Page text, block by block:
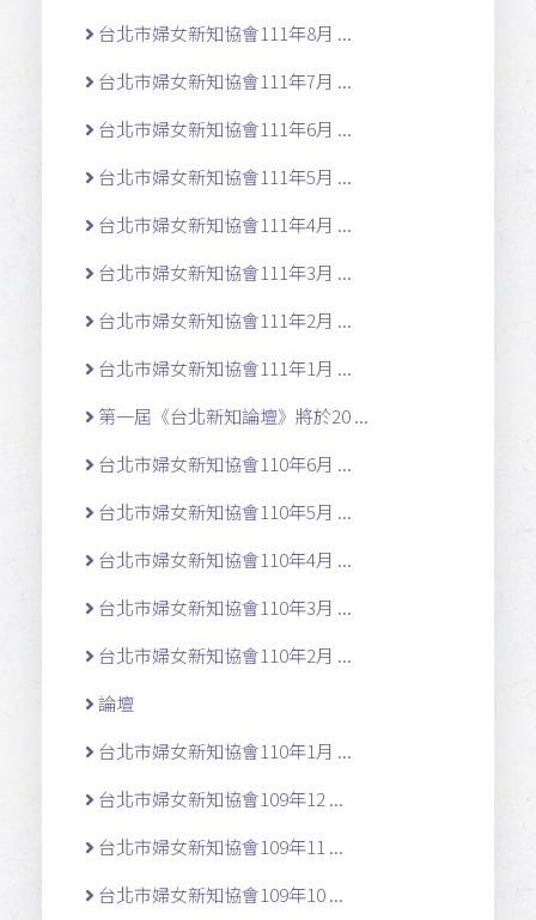
台北市婦女新知協會111年8月 ...
台北市婦女新知協會111年7月 ...
台北市婦女新知協會111年6月 ...
台北市婦女新知協會111年5月 ...
台北市婦女新知協會111年4月 ...
台北市婦女新知協會111年3月 ...
台北市婦女新知協會111年2月 ...
台北市婦女新知協會111年1月 ...
第一屆《台北新知論壇》將於20 ...
台北市婦女新知協會110年6月 ...
台北市婦女新知協會110年5月 ...
台北市婦女新知協會110年4月 ...
台北市婦女新知協會110年3月 ...
台北市婦女新知協會110年2月 ...
論壇
台北市婦女新知協會110年1月 ...
台北市婦女新知協會109年12 ...
台北市婦女新知協會109年11 ...
台北市婦女新知協會109年10 ...